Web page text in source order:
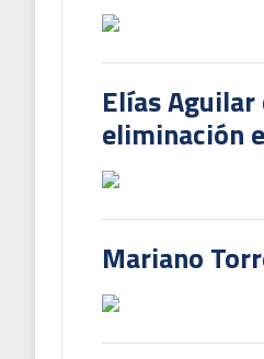
Elías
eliminación
Mariano